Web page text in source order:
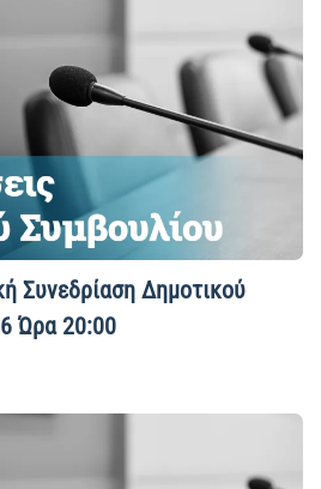
Συνεδρίαση Δημοτικού
Ώρα 20:00